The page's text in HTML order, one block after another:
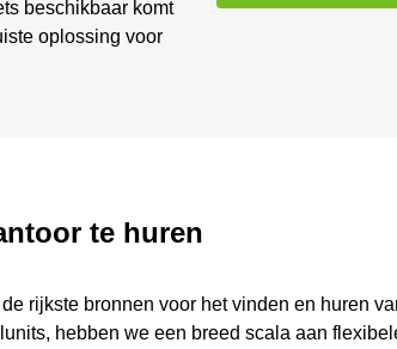
beschikbaar komt
oplossing voor
te huren
rijkste bronnen voor het vinden en huren
hebben we een breed scala aan